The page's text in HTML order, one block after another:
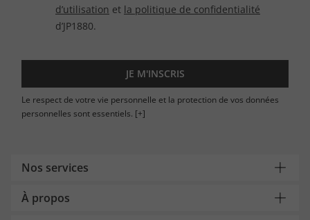
d’utilisation et la politique de confidentialité
d’JP1880.
JE M'INSCRIS
Le respect de votre vie personnelle et la protection de vos données
personnelles sont essentiels. [+]
Nos services
À propos